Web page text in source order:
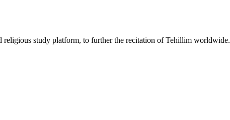
religious study platform, to further the recitation of Tehillim worldwide.